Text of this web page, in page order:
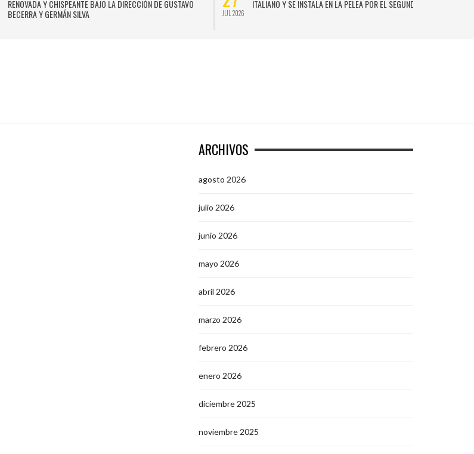
RENOVADA Y CHISPEANTE BAJO LA DIRECCIÓN DE GUSTAVO
BECERRA Y GERMÁN SILVA
JUL 2026
ITALIANO Y SE INSTALA EN LA PELEA POR EL SEGUNDO LUGAR
ARCHIVOS
agosto 2026
julio 2026
junio 2026
mayo 2026
abril 2026
marzo 2026
febrero 2026
enero 2026
diciembre 2025
noviembre 2025